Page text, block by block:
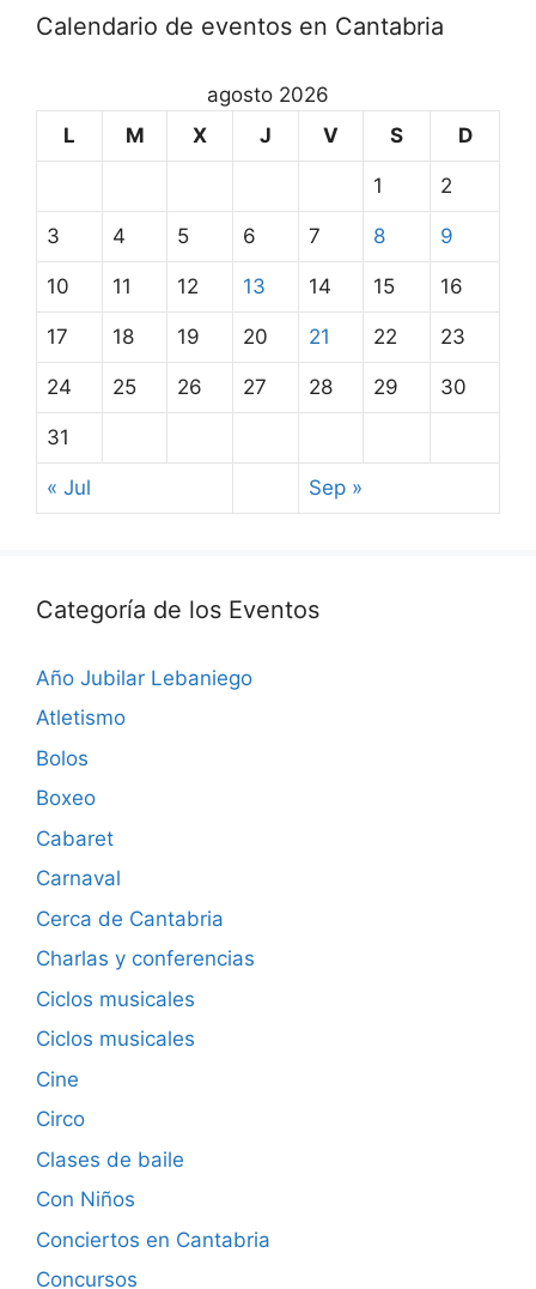
Calendario de eventos en Cantabria
agosto 2026
L
M X J V S D
1 2
3 4 5 6 7 8 9
10 11 12 13 14 15 16
17 18 19 20 21 22 23
24 25 26 27 28 29 30
31
« Jul Sep »
Categoría de los Eventos
Año Jubilar Lebaniego
Atletismo
Bolos
Boxeo
Cabaret
Carnaval
Cerca de Cantabria
Charlas y conferencias
Ciclos musicales
Ciclos musicales
Cine
Circo
Clases de baile
Con Niños
Conciertos en Cantabria
Concursos